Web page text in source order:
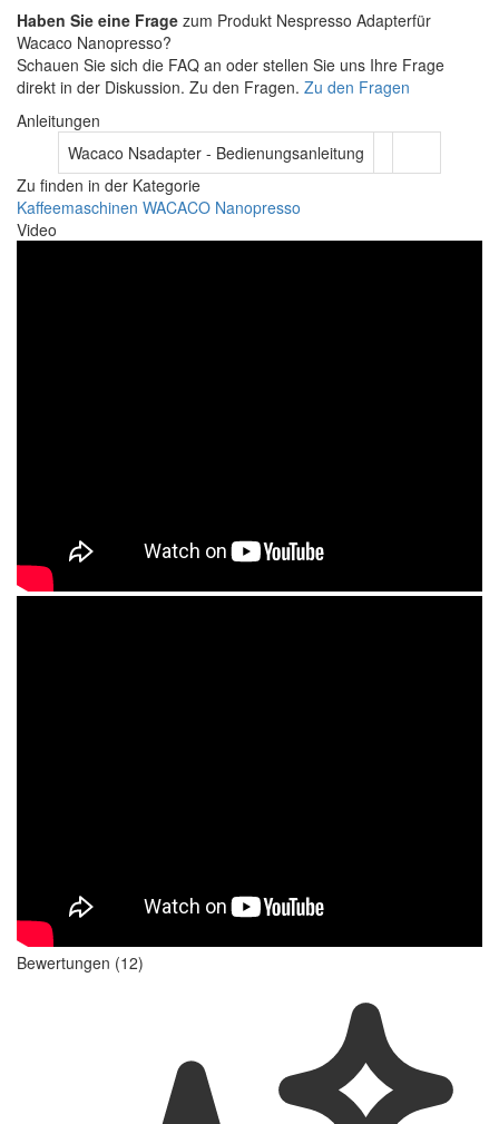
Haben Sie eine Frage zum Produkt Nespresso Adapterfür
Wacaco Nanopresso?
Schauen Sie sich die FAQ an oder stellen Sie uns Ihre Frage
direkt in der Diskussion. Zu den Fragen. Zu den Fragen
Anleitungen
Wacaco Nsadapter - Bedienungsanleitung
Zu finden in der Kategorie
Kaffeemaschinen WACACO Nanopresso
Video
Bewertungen (12)